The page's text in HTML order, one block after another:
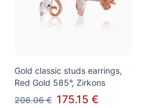
Gold classic studs earrings,
Red Gold 585°, Zirkons
206.06 € 175.15 €